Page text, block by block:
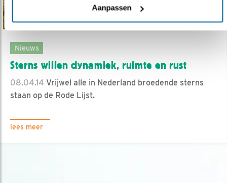
Aanpassen
Nieuws
Sterns willen dynamiek, ruimte en rust
08.04.14 Vrijwel alle in Nederland broedende sterns
staan op de Rode Lijst.
lees meer